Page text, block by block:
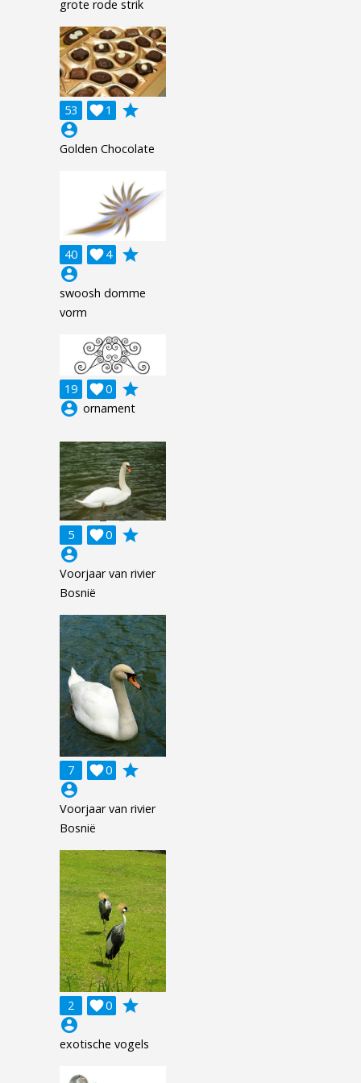
grote rode strik
53 1

grade
account_circle
Golden Chocolate
40 4

grade
account_circle
swoosh domme
vorm
19 0

grade
account_circle ornament
5 0

grade
account_circle
Voorjaar van rivier
Bosnië
7 0

grade
account_circle
Voorjaar van rivier
Bosnië
2 0

grade
account_circle
exotische vogels